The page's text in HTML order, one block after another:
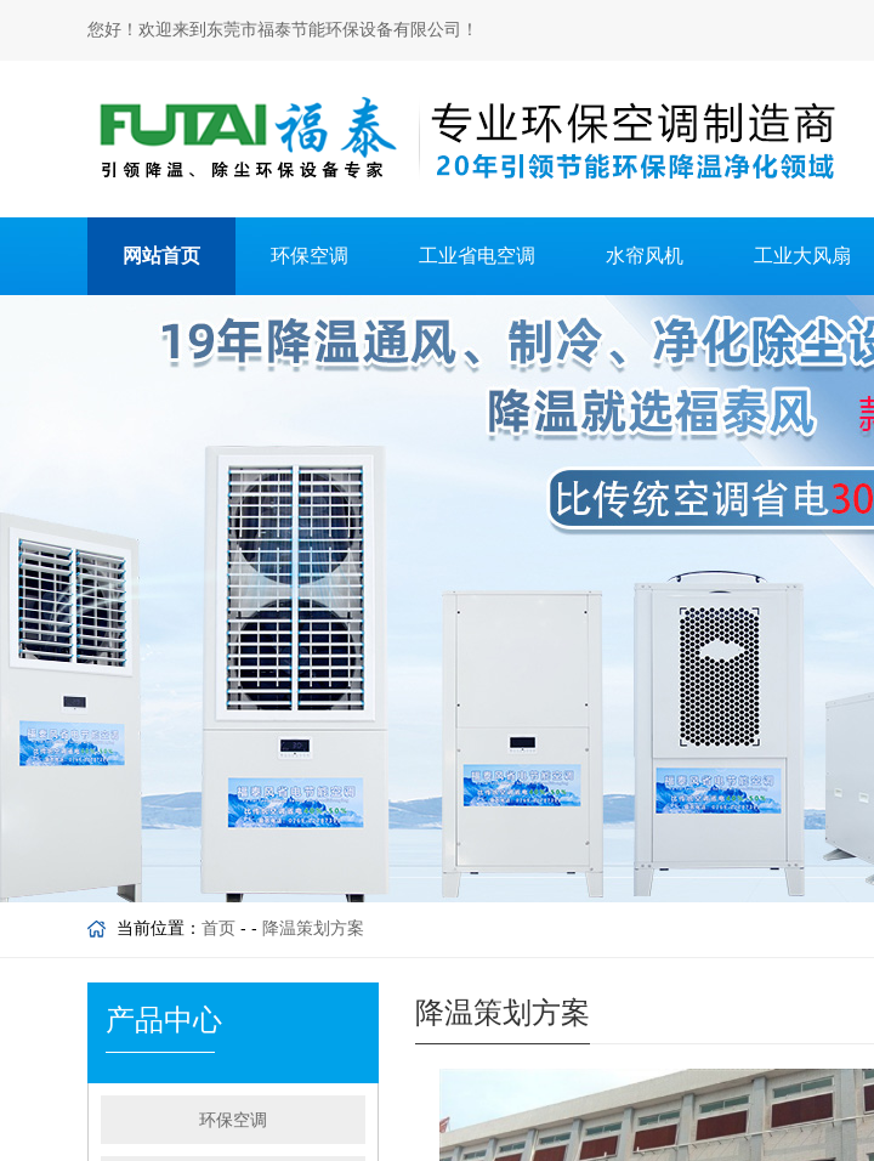
您好！欢迎来到东莞市福泰节能环保设备有限公司！
网站首页 环保空调 工业省电空调 水帘风机 工业大风扇
当前位置： 首页 - - 降温策划方案
产品中心
环保空调
降温策划方案